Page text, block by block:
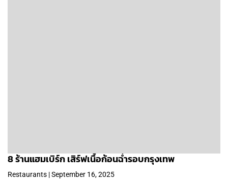
8 ร้านแฮมเบิร์ก เสิร์ฟเนื้อก้อนฉ่ำรอบกรุงเทพ
Restaurants | September 16, 2025